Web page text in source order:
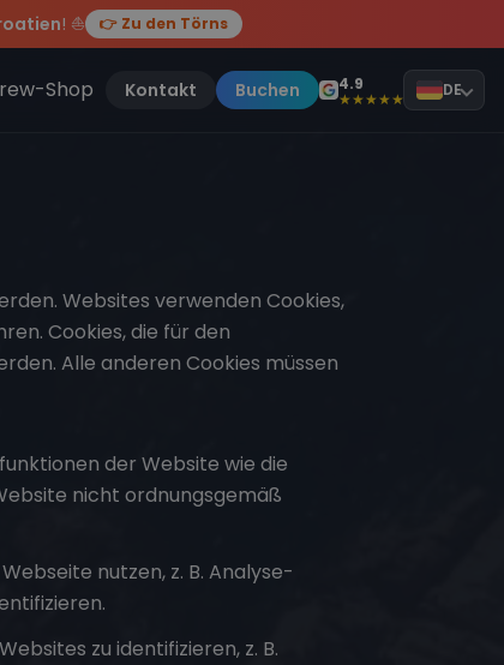
! ⛵ 👉 Zu den Törns
dabei.
Shop Kontakt Buchen 4.9
★★★★★ DE
Websites verwenden Cookies,
Cookies, die für den
Alle anderen Cookies müssen
der Website wie die
nicht ordnungsgemäß
nutzen, z. B. Analyse-
zu identifizieren, z. B.